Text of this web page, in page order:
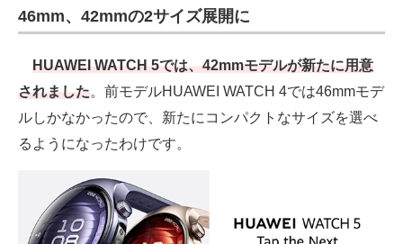
46mm、42mmの2サイズ展開に
HUAWEI WATCH 5では、42mmモデルが新たに用意
されました。前モデルHUAWEI WATCH 4では46mmモデ
ルしかなかったので、新たにコンパクトなサイズを選べ
るようになったわけです。